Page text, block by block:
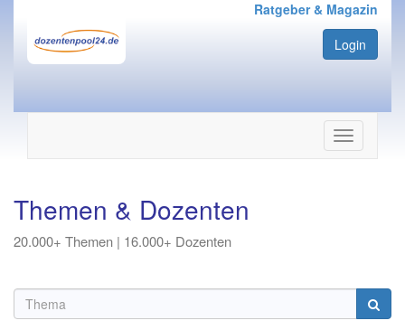
Ratgeber & Magazin
Login
Navigation
ein-/
Themen & Dozenten
20.000+ Themen | 16.000+ Dozenten